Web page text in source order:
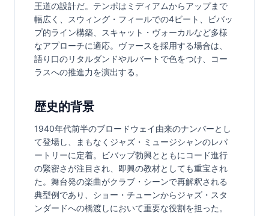
王道の設計だ。テンポはミディアムからアップまで
幅広く、スウィング・フィールでの4ビート、ビバッ
プ的ライン構築、スキャット・ヴォーカルなど多様
なアプローチに適応。ヴァースを採用する場合は、
語り口のリタルダンドやルバートで色をつけ、コー
ラスへの推進力を演出する。
歴史的背景
1940年代前半のブロードウェイ由来のナンバーとし
て登場し、まもなくジャズ・ミュージシャンのレパ
ートリーに定着。ビバップ勃興とともにコード進行
の緊密さが注目され、即興の教材としても重宝され
た。舞台発の楽曲がクラブ・シーンで再解釈される
典型例であり、ショー・チューンからジャズ・スタ
ンダードへの橋渡しにおいて重要な役割を担った。